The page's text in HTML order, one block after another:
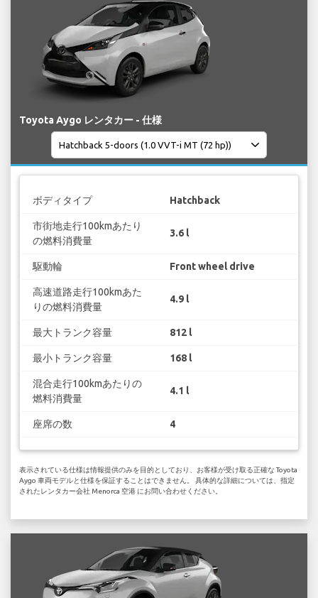
Toyota Aygo レンタカー - 仕様
ボディタイプ Hatchback
市街地走行100kmあたり
の燃料消費量
3.6 l
駆動輪 Front wheel drive
高速道路走行100kmあた
りの燃料消費量
4.9 l
最大トランク容量 812 l
最小トランク容量 168 l
混合走行100kmあたりの
燃料消費量
4.1 l
座席の数 4
表示されている仕様は情報提供のみを目的としており、お客様が受け取る正確な Toyota
Aygo 車両モデルと仕様を保証することはできません。 具体的な詳細については、指定
されたレンタカー会社 Menorca 空港 にお問い合わせください。